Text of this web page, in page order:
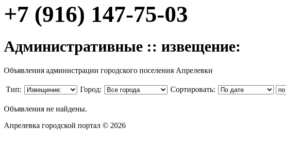
+7 (916) 147-75-03
Административные :: извещение:
Объявления администрации городского поселения Апрелевки
Тип: Город: Сортировать:
Объявления не найдены.
Апрелевка городской портал © 2026